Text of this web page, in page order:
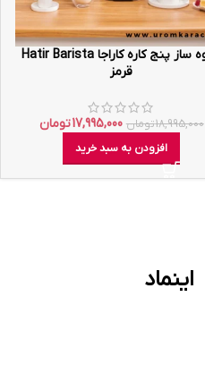
قهوه ساز پنج کاره کاراجا Hatir Barista
قرمز
18,995,000تومان 17,995,000تومان
افزودن به سبد خرید
اینماد